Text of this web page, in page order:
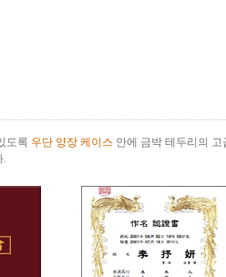
도록 우단 양장 케이스 안에 금박 테두리의 고
.